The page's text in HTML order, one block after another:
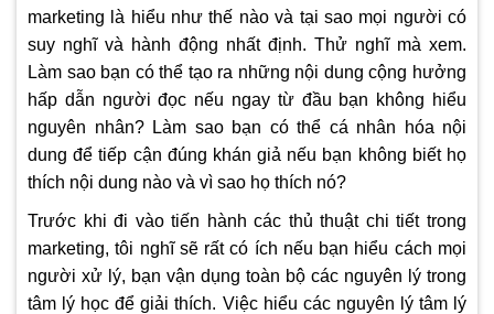
marketing là hiểu như thế nào và tại sao mọi người có
suy nghĩ và hành động nhất định. Thử nghĩ mà xem.
Làm sao bạn có thể tạo ra những nội dung cộng hưởng
hấp dẫn người đọc nếu ngay từ đầu bạn không hiểu
nguyên nhân? Làm sao bạn có thể cá nhân hóa nội
dung để tiếp cận đúng khán giả nếu bạn không biết họ
thích nội dung nào và vì sao họ thích nó?
Trước khi đi vào tiến hành các thủ thuật chi tiết trong
marketing, tôi nghĩ sẽ rất có ích nếu bạn hiểu cách mọi
người xử lý, bạn vận dụng toàn bộ các nguyên lý trong
tâm lý học để giải thích. Việc hiểu các nguyên lý tâm lý